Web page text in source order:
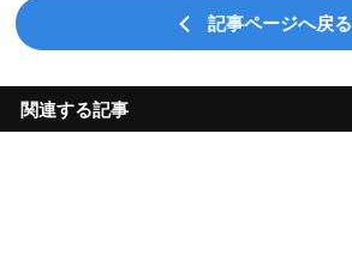
記事ページへ戻る
関連する記事